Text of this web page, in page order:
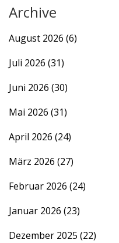
Archive
August 2026 (6)
Juli 2026 (31)
Juni 2026 (30)
Mai 2026 (31)
April 2026 (24)
März 2026 (27)
Februar 2026 (24)
Januar 2026 (23)
Dezember 2025 (22)